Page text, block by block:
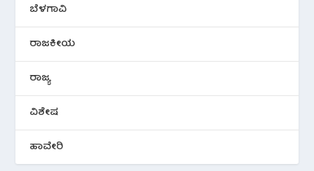
ಬೆಳಗಾವಿ
ರಾಜಕೀಯ
ರಾಜ್ಯ
ವಿಶೇಷ
ಹಾವೇರಿ